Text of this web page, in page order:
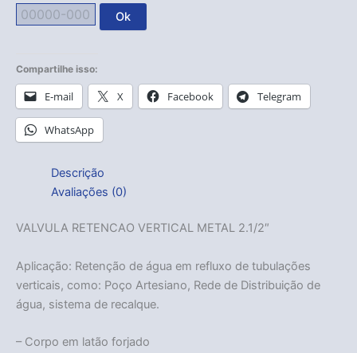
Ok
Compartilhe isso:
E-mail X Facebook Telegram
WhatsApp
Descrição
Avaliações (0)
VALVULA RETENCAO VERTICAL METAL 2.1/2″
Aplicação: Retenção de água em refluxo de tubulações
verticais, como: Poço Artesiano, Rede de Distribuição de
água, sistema de recalque.
– Corpo em latão forjado